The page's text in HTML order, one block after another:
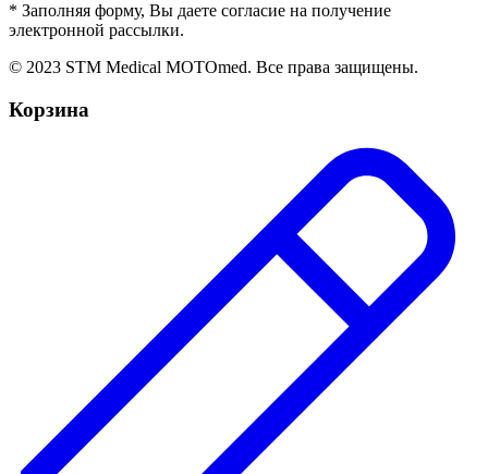
* Заполняя форму, Вы даете согласие на получение
электронной рассылки.
© 2023 STM Medical MOTOmed. Все права защищены.
Корзина